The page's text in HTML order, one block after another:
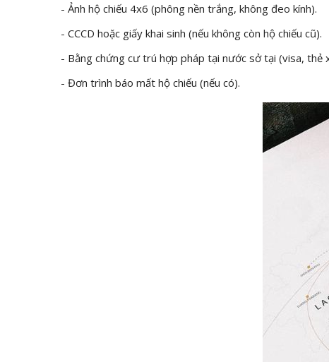
- Ảnh hộ chiếu 4x6 (phông nền trắng, không đeo kính).
- CCCD hoặc giấy khai sinh (nếu không còn hộ chiếu cũ).
- Bằng chứng cư trú hợp pháp tại nước sở tại (visa, thẻ
- Đơn trình báo mất hộ chiếu (nếu có).